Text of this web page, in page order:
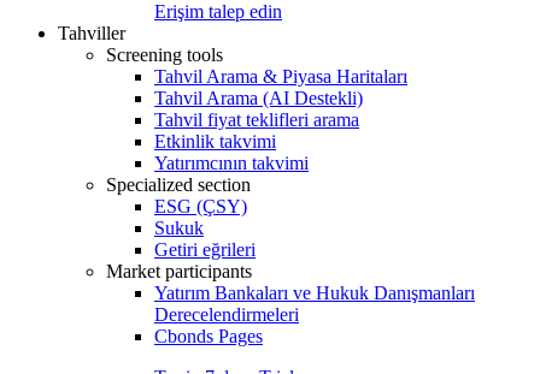
Erişim talep edin
Tahviller
Screening tools
Tahvil Arama & Piyasa Haritaları
Tahvil Arama (AI Destekli)
Tahvil fiyat teklifleri arama
Etkinlik takvimi
Yatırımcının takvimi
Specialized section
ESG (ÇSY)
Sukuk
Getiri eğrileri
Market participants
Yatırım Bankaları ve Hukuk Danışmanları
Derecelendirmeleri
Cbonds Pages